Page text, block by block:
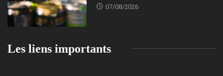
07/08/2026
Les liens importants